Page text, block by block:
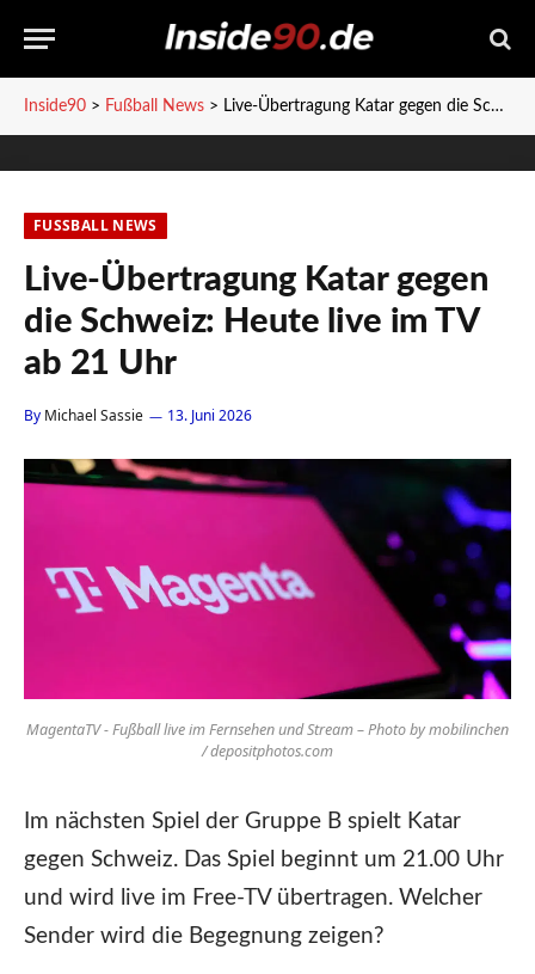
Inside90 > Fußball News > Live-Übertragung Katar gegen die Schweiz: Heute live im TV ab 21 Uhr
FUSSBALL NEWS
Live-Übertragung Katar gegen
die Schweiz: Heute live im TV
ab 21 Uhr
By Michael Sassie 13. Juni 2026
MagentaTV - Fußball live im Fernsehen und Stream – Photo by mobilinchen
/ depositphotos.com
Im nächsten Spiel der Gruppe B spielt Katar
gegen Schweiz. Das Spiel beginnt um 21.00 Uhr
und wird live im Free-TV übertragen. Welcher
Sender wird die Begegnung zeigen?